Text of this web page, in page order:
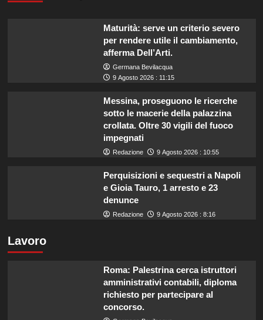
Maturità: serve un criterio severo
per rendere utile il cambiamento,
afferma Dell’Arti.
Germana Bevilacqua
9 Agosto 2026 : 11:15
Messina, proseguono le ricerche
sotto le macerie della palazzina
crollata. Oltre 30 vigili del fuoco
impegnati
Redazione 9 Agosto 2026 : 10:55
Perquisizioni e sequestri a Napoli
e Gioia Tauro, 1 arresto e 23
denunce
Redazione 9 Agosto 2026 : 8:16
Lavoro
Roma: Palestrina cerca istruttori
amministrativi contabili, diploma
richiesto per partecipare al
concorso.